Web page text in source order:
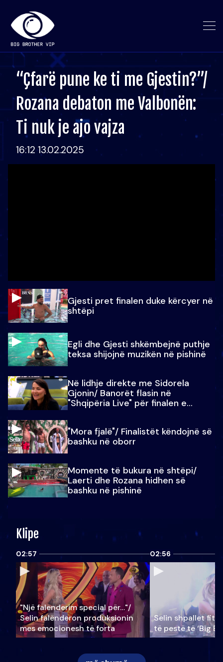
“Çfarë pune ke ti me Gjestin?”/
Rozana debaton me Valbonën:
Ti nuk je ajo vajza
16:12 13.02.2025
Gjesti pret finalen duke kërcyer në
shtëpi
Egli dhe Gjesti shkëmbejnë puthje
teksa shijojnë muzikën në pishinë
Në lidhje direkte me Sidorela
Gjonin/ Banorët flasin në
"Shqipëria Live" për finalen e
"Mora fjalë"/ Finalistët këndojnë së
bashku në oborr
Momente të bukura në shtëpi/
Laerti dhe Rozana hidhen së
bashku në pishinë
Klipe
02:57
"Një falenderim special për…"/
Selin falënderon produksionin
mes emocionesh të forta
02:56
Selin shpallet
të pestë të ‘Big